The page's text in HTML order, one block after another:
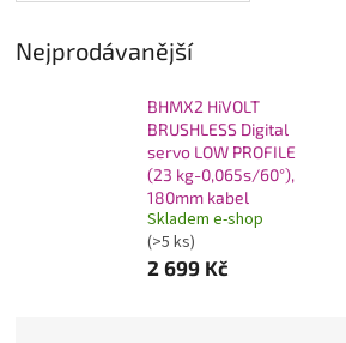
Nejprodávanější
BHMX2 HiVOLT
BRUSHLESS Digital
servo LOW PROFILE
(23 kg-0,065s/60°),
180mm kabel
Skladem e-shop
(>5 ks)
2 699 Kč